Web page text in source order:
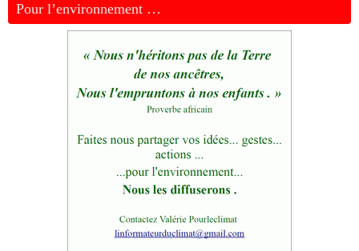
Pour l’environnement …